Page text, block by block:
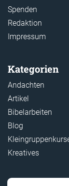
Spenden
Redaktion
Impressum
Kategorien
Andachten
Artikel
Bibelarbeiten
Blog
Kreatives